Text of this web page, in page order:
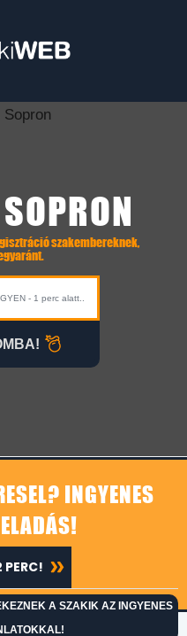
szakembereknek,
INGYENES
A SZAKIK AZ INGYENES
PERC!